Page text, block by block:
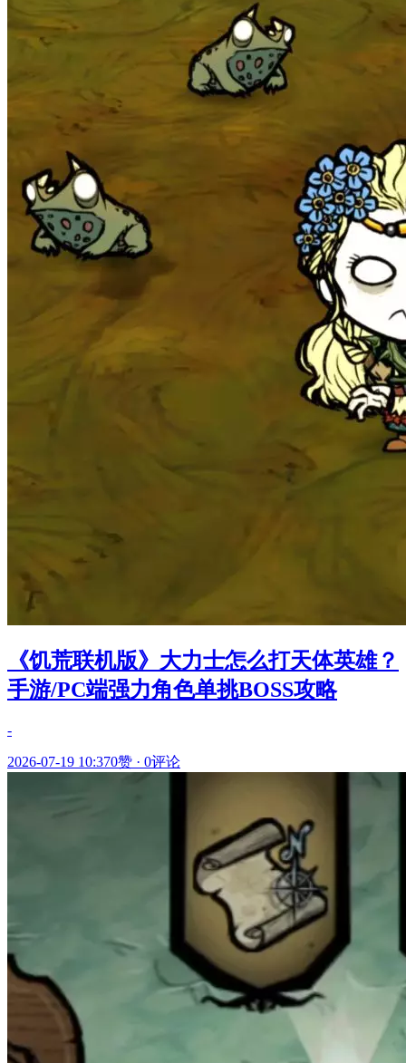
《饥荒联机版》大力士怎么打天体英雄？
手游/PC端强力角色单挑BOSS攻略
-
2026-07-19 10:370赞 · 0评论